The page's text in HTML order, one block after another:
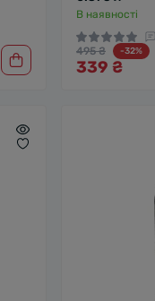
В наявності
495 ₴ -32%
339 ₴